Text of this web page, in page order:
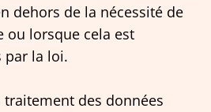
dehors de la nécessité de
ou lorsque cela est
par la loi.
des données